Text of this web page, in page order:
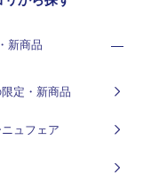
新商品
定・新商品
ュフェア